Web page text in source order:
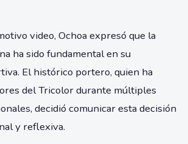
video, Ochoa expresó que la
ha sido fundamental en su
El histórico portero, quien ha
del Tricolor durante múltiples
decidió comunicar esta decisión
y reflexiva.